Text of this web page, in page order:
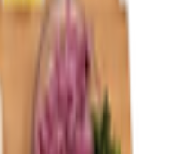
+6°С с момента